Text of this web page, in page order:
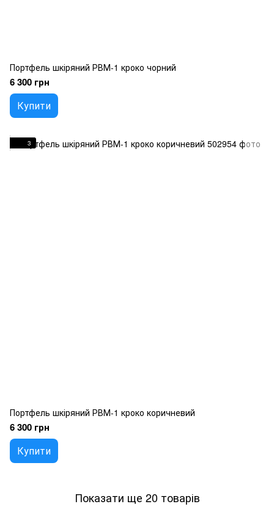
Портфель шкіряний РВМ-1 кроко чорний
6 300 грн
Купити
3
Портфель шкіряний РВМ-1 кроко коричневий
6 300 грн
Купити
Показати ще 20 товарів